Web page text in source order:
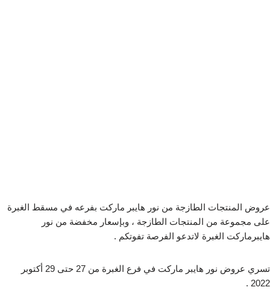
عروض المنتجات الطازجة من نور هايبر ماركت بفرعه في مسقط الغبرة
على مجموعة من المنتجات الطازجة ، وبإسعار مخفضة من نور
هايبرماركت الغبرة لاتدعو الفرصة تفوتكم .
تسري عروض نور هايبر ماركت في فرع الغبرة من 27 حتى 29 أكتوبر
2022 .